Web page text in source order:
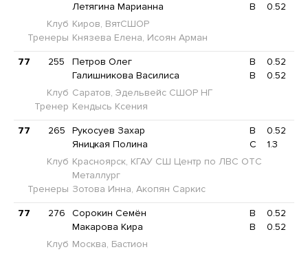
Летягина Марианна
B
0.52
Клуб Киров, ВятСШОР
Тренеры Князева Елена, Исоян Арман
77 255 Петров Олег B
0.52
Галишникова Василиса
B
0.52
Клуб Саратов, Эдельвейс СШОР НГ
Тренер Кендысь Ксения
77 265 Рукосуев Захар B
0.52
Яницкая Полина
C
1.3
Клуб Красноярск, КГАУ СШ Центр по ЛВС ОТС
Металлург
Тренеры Зотова Инна, Акопян Саркис
77 276 Сорокин Семён B
0.52
Макарова Кира
B
0.52
Клуб Москва, Бастион